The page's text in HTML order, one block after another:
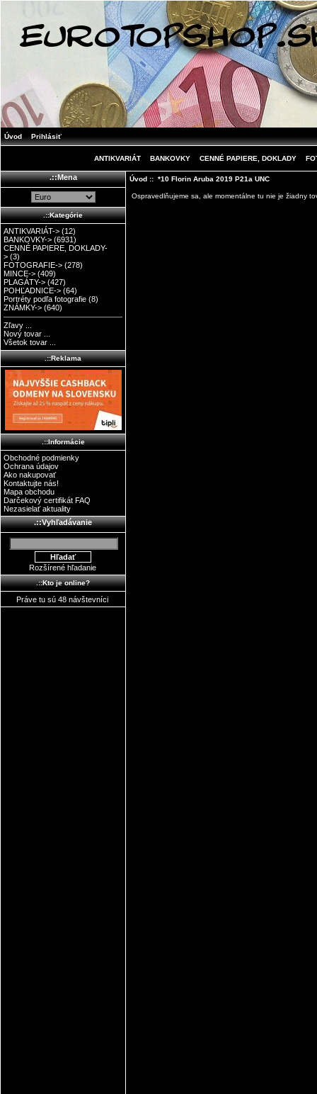
Úvod Prihlásiť
ANTIKVARIÁT BANKOVKY CENNÉ PAPIERE, DOKLADY
.::Mena
.::Kategórie
ANTIKVARIÁT-> (12)
BANKOVKY-> (6931)
CENNÉ PAPIERE, DOKLADY-
> (3)
FOTOGRAFIE-> (278)
MINCE-> (409)
PLAGÁTY-> (427)
POHĽADNICE-> (64)
Portréty podľa fotografie (8)
ZNÁMKY-> (640)
Zľavy ...
Nový tovar ...
Všetok tovar ...
.::Reklama
.::Informácie
Obchodné podmienky
Ochrana údajov
Ako nakupovať
Kontaktujte nás!
Mapa obchodu
Darčekový certifikát FAQ
Nezasielať aktuality
.::Vyhľadávanie
Rozšírené hľadanie
.::Kto je online?
Práve tu sú 48 návštevníci
Úvod:: *10 Florin Aruba 2019 P21a UNC
Ospravedlňujeme sa, ale momentálne tu nie je žiadny